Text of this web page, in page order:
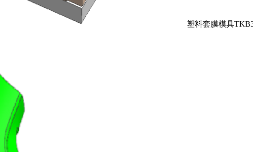
塑料套膜模具